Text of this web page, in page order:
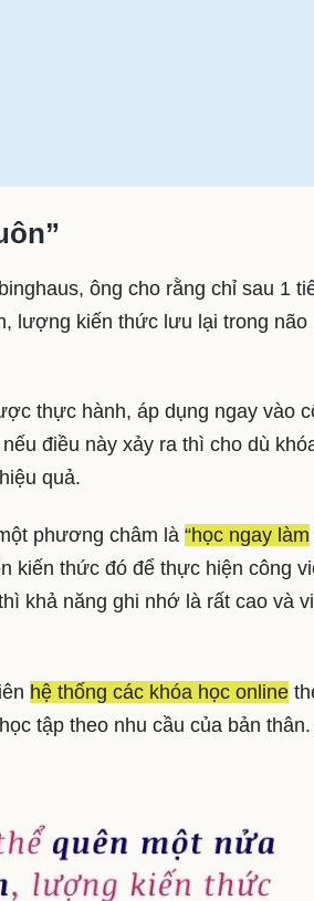
ông cho rằng chỉ sau 1
lượng kiến thức lưu lại trong não
thực hành, áp dụng ngay vào
điều này xảy ra thì cho dù
quả.
phương châm là “học ngay làm
kiến thức đó để thực hiện công
khả năng ghi nhớ là rất cao và
hệ thống các khóa học online
tập theo nhu cầu của bản